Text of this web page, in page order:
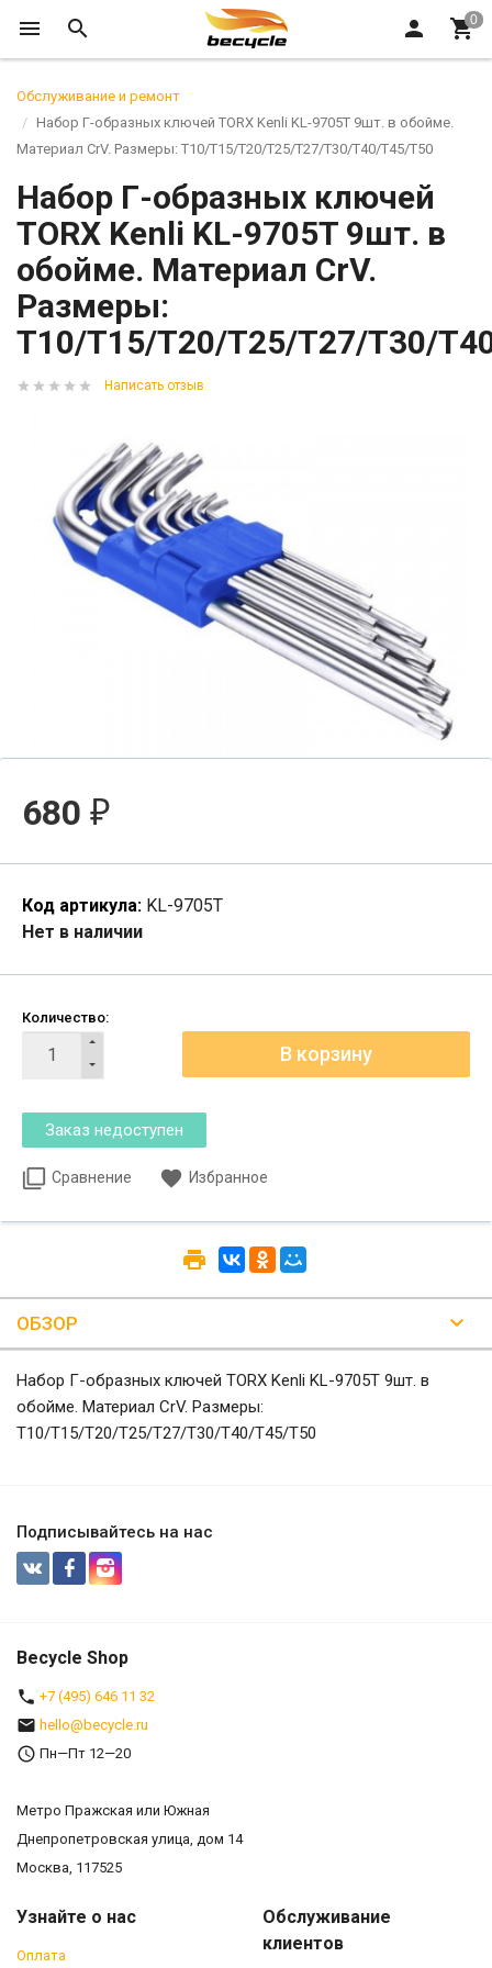
Обслуживание и ремонт
Набор Г-образных ключей TORX Kenli KL-9705T 9шт. в обойме.
Материал CrV. Размеры: T10/T15/T20/T25/T27/T30/T40/T45/T50
Набор Г-образных ключей
TORX Kenli KL-9705T 9шт. в
обойме. Материал CrV.
Размеры:
T10/T15/T20/T25/T27/T30/
Написать отзыв
680 ₽
Код артикула: KL-9705T
Нет в наличии
Количество:
Сравнение Избранное
ОБЗОР
Набор Г-образных ключей TORX Kenli KL-9705T 9шт. в
обойме. Материал CrV. Размеры:
T10/T15/T20/T25/T27/T30/T40/T45/T50
Подписывайтесь на нас
Becycle Shop
+7 (495) 646 11 32
hello@becycle.ru
Пн—Пт 12—20
Метро Пражская или Южная
Днепропетровская улица, дом 14
Москва, 117525
Узнайте о нас
Оплата
Обслуживание
клиентов